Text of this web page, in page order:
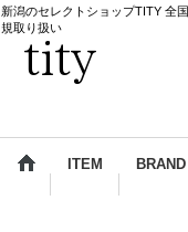
新潟のセレクトショップTITY 全
規取り扱い
ITEM BRAND